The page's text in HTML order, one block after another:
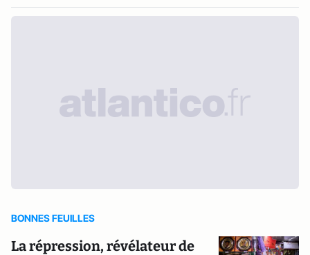
BONNES FEUILLES
La répression, révélateur de